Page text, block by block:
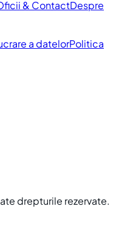
& ContactDespre
a datelorPolitica
drepturile rezervate.